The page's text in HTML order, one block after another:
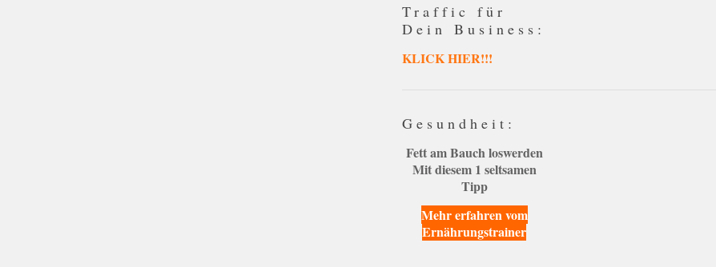
Traffic für
Dein Business:
KLICK HIER!!!
Gesundheit:
Fett am Bauch loswerden
Mit diesem 1 seltsamen
Tipp
Mehr erfahren vom
Ernährungstrainer